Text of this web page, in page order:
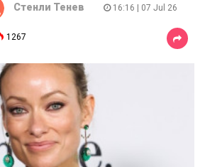
Стенли Тенев 16:16 | 07 Jul 26
1267